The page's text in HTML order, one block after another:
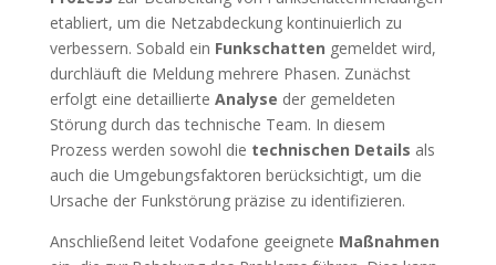
etabliert, um die Netzabdeckung kontinuierlich zu
verbessern. Sobald ein Funkschatten gemeldet wird,
durchläuft die Meldung mehrere Phasen. Zunächst
erfolgt eine detaillierte Analyse der gemeldeten
Störung durch das technische Team. In diesem
Prozess werden sowohl die technischen Details als
auch die Umgebungsfaktoren berücksichtigt, um die
Ursache der Funkstörung präzise zu identifizieren.
Anschließend leitet Vodafone geeignete Maßnahmen